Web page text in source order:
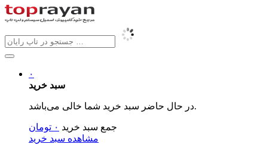
۰
سبد خرید
در حال حاضر سبد خرید شما خالی می‌باشد.
جمع سبد خرید ۰ تومان
مشاهده سبد خرید